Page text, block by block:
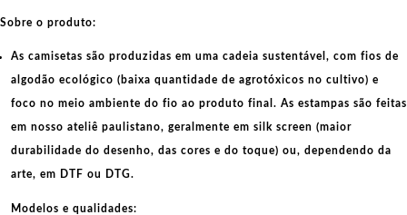
Sobre o produto:
As camisetas são produzidas em uma cadeia sustentável, com fios de
algodão ecológico (baixa quantidade de agrotóxicos no cultivo) e
foco no meio ambiente do fio ao produto final. As estampas são feitas
em nosso ateliê paulistano, geralmente em silk screen (maior
durabilidade do desenho, das cores e do toque) ou, dependendo da
arte, em DTF ou DTG.
Modelos e qualidades: